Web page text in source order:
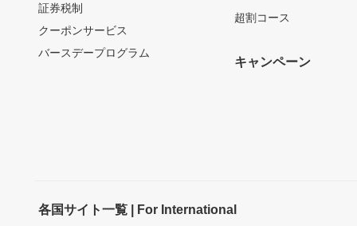
証券税制
クーポンサービス
バースデープログラム
超割コース
キャンペーン
各国サイト一覧 | For International